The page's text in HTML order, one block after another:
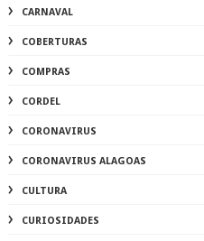
CARNAVAL
COBERTURAS
COMPRAS
CORDEL
CORONAVIRUS
CORONAVIRUS ALAGOAS
CULTURA
CURIOSIDADES